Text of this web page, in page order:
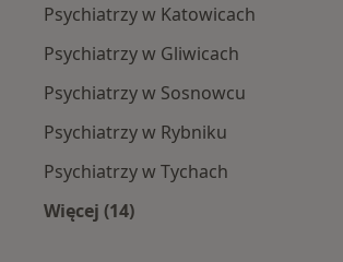
Psychiatrzy w Katowicach
Psychiatrzy w Gliwicach
Psychiatrzy w Sosnowcu
Psychiatrzy w Rybniku
Psychiatrzy w Tychach
Więcej (14)